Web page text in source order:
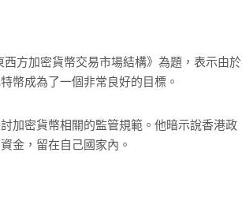
方加密貨幣交易市場結構》為題，表示由於
幣成為了一個非常良好的目標。
加密貨幣相關的監管規範。他暗示說香港政
金，留在自己國家內。